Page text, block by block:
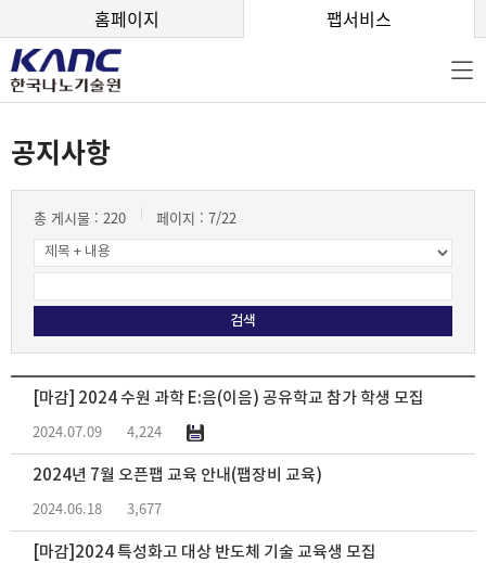
홈페이지 팹서비스
공지사항
총 게시물 : 220 페이지 : 7/22
[마감] 2024 수원 과학 E:음(이음) 공유학교 참가 학생 모집
2024.07.09 4,224
2024년 7월 오픈팹 교육 안내(팹장비 교육)
2024.06.18 3,677
[마감]2024 특성화고 대상 반도체 기술 교육생 모집